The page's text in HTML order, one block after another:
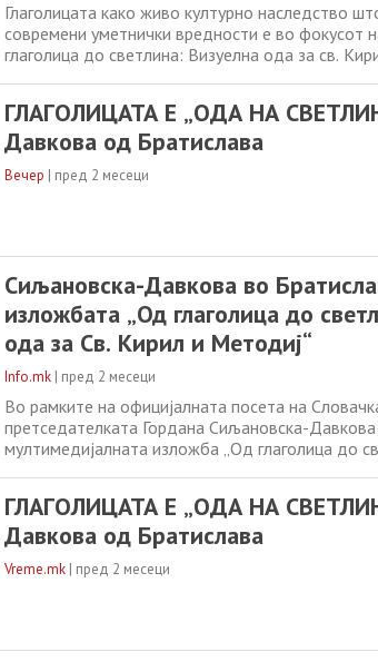
Глаголицата како живо културно наследство
современи уметнички вредности е во фокусот
глаголица до светлина: Визуелна ода за св.
Националниот центар за култура и образование
потенцирајќи ја нејзината улога во
ГЛАГОЛИЦАТА Е „ОДА НА
Давкова од Братислава
Вечер | пред 2 месеци
Сиљановска-Давкова во
изложбата „Од глаголица до
ода за Св. Кирил и Методиј“
Info.mk | пред 2 месеци
Во рамките на официјалната посета на
претседателката Гордана Сиљановска-Давкова
мултимедијалната изложба „Од глаголица до
на светите браќа Кирил и Методиј и
на изложбата, Кирил
ГЛАГОЛИЦАТА Е „ОДА НА
Давкова од Братислава
Vreme.mk | пред 2 месеци